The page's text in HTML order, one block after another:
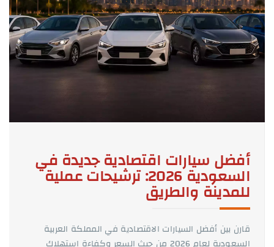
أفضل سيارات اقتصادية جديدة في
السعودية 2026: ترشيحات عملية
للمدينة والطريق
قارن بين أفضل السيارات الاقتصادية في المملكة العربية